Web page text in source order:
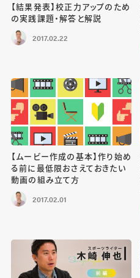
【結果発表】校正力アップのため
の実践課題・解答と解説
2017.02.22
【ムービー作成の基本】作り始め
る前に最低限おさえておきたい
動画の組み立て方
2017.02.01